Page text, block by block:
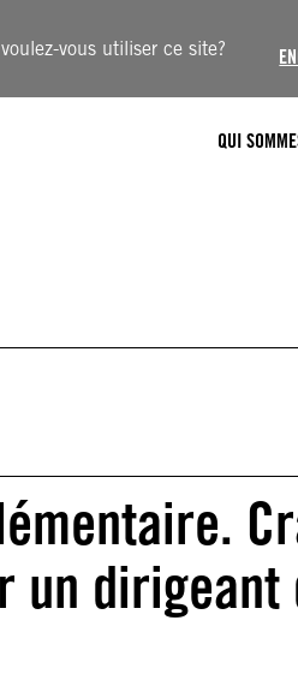
vous utiliser ce site?
QUI
un